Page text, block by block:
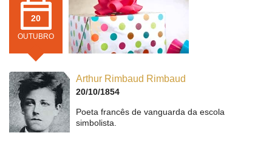
20
OUTUBRO
Arthur Rimbaud Rimbaud
20/10/1854
Poeta francês de vanguarda da escola
simbolista.